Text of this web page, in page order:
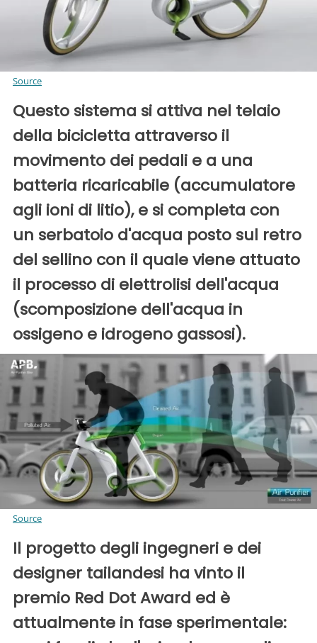
Source
Questo sistema si attiva nel telaio
della bicicletta attraverso il
movimento dei pedali e a una
batteria ricaricabile (accumulatore
agli ioni di litio), e si completa con
un serbatoio d'acqua posto sul retro
del sellino con il quale viene attuato
il processo di elettrolisi dell'acqua
(scomposizione dell'acqua in
ossigeno e idrogeno gassosi).
Source
Il progetto degli ingegneri e dei
designer tailandesi ha vinto il
premio Red Dot Award ed è
attualmente in fase sperimentale: